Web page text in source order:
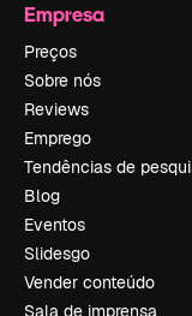
Empresa
Preços
Sobre nós
Reviews
Emprego
Tendências de
Blog
Eventos
Slidesgo
Vender conteúdo
Sala de imprensa